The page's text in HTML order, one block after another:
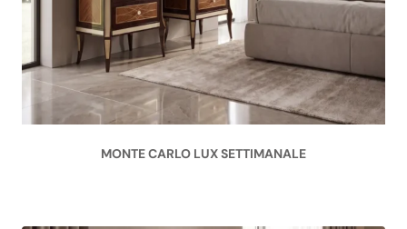
MONTE CARLO LUX SETTIMANALE